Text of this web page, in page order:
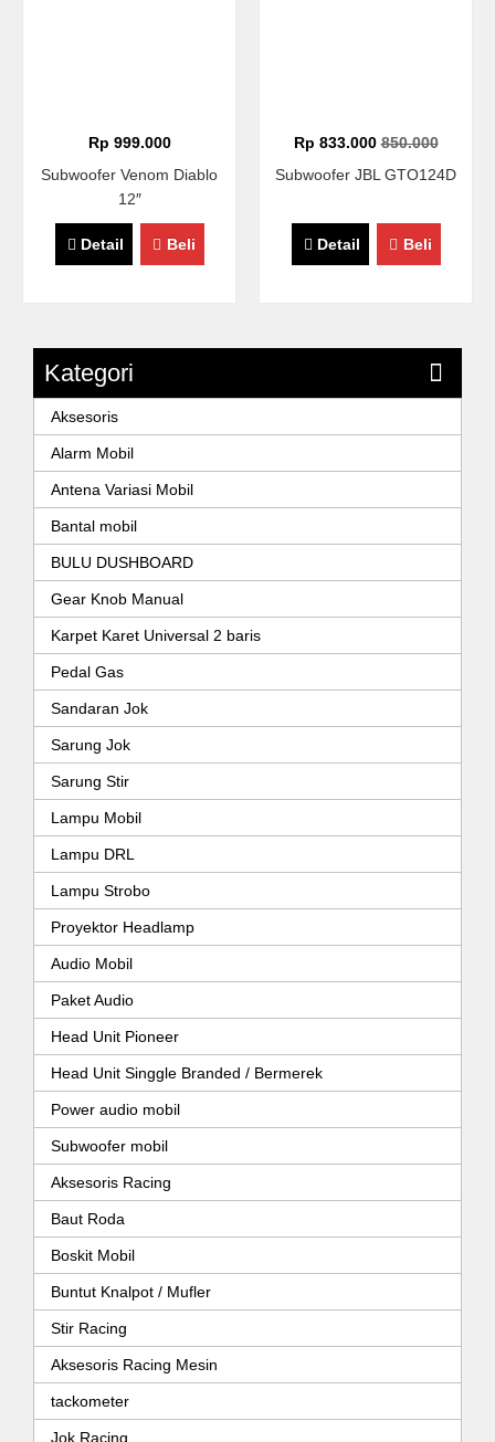
Rp 999.000
Subwoofer Venom Diablo
12″
Detail Beli
Rp 833.000850.000
Subwoofer JBL GTO124D
Detail Beli
Kategori
Aksesoris
Alarm Mobil
Antena Variasi Mobil
Bantal mobil
BULU DUSHBOARD
Gear Knob Manual
Karpet Karet Universal 2 baris
Pedal Gas
Sandaran Jok
Sarung Jok
Sarung Stir
Lampu Mobil
Lampu DRL
Lampu Strobo
Proyektor Headlamp
Audio Mobil
Paket Audio
Head Unit Pioneer
Head Unit Singgle Branded / Bermerek
Power audio mobil
Subwoofer mobil
Aksesoris Racing
Baut Roda
Boskit Mobil
Buntut Knalpot / Mufler
Stir Racing
Aksesoris Racing Mesin
tackometer
Jok Racing